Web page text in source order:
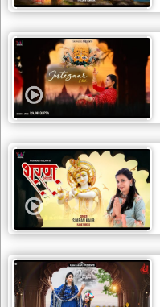
भक्ति
भजन
patriotic
bhajans
खाटू
श्याम
भजन
khatu
shaym
bhajans
रानी
सती
दादी
भजन
sati
dadi
bhajans